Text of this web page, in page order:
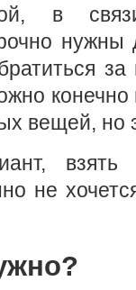
в
нужны
конечно
вещей, но
взять
не